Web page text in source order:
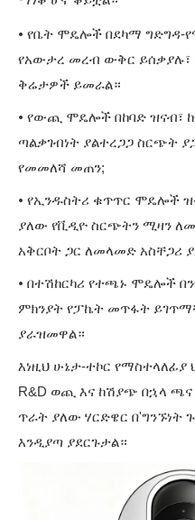
• የቤት ሞዴሎች በደካማ ግድግዳ-
የአውታረ መረብ ውቅር
ቅሬታዎች ይመራል።
• የውጪ ሞዴሎች በከባድ ዝናብ፣
ጣልቃገብነት ያልተረጋጋ ስርጭት
የመመለሻ መጠን;
• የኢንዱስትሪ ቁጥጥር ሞዴሎች
ያለው የቪዲዮ ስርጭትን ሚዛን
አቅርቦት ጋር ለመላመድ አስቸጋሪ
• በተሽከርካሪ የተጫኑ ሞዴሎች
ምክንያት የፓኬት መጥፋት
ያራዝመዋል።
እነዚህ ሁኔታ-ተኮር
R&D ወጪ እና ከሽያጭ በኋላ
ጥራት ያለው ሃርድዌር በ'ግንኙነት
እንዲያጣ ያደርጉታል።